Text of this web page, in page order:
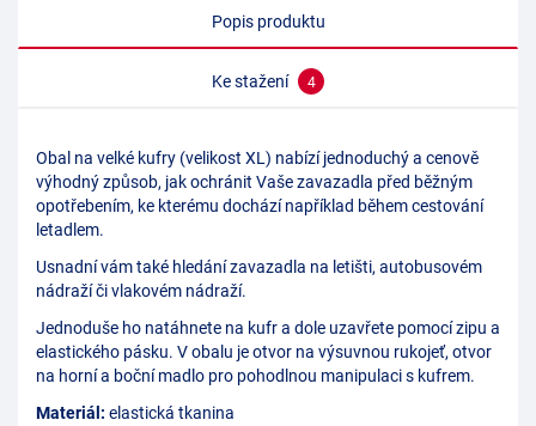
Popis produktu
Ke stažení 4
Obal na velké kufry (velikost XL) nabízí jednoduchý a cenově
výhodný způsob, jak ochránit Vaše zavazadla před běžným
opotřebením, ke kterému dochází například během cestování
letadlem.
Usnadní vám také hledání zavazadla na letišti, autobusovém
nádraží či vlakovém nádraží.
Jednoduše ho natáhnete na kufr a dole uzavřete pomocí zipu a
elastického pásku. V obalu je otvor na výsuvnou rukojeť, otvor
na horní a boční madlo pro pohodlnou manipulaci s kufrem.
Materiál: elastická tkanina